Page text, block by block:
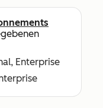
Enterprise